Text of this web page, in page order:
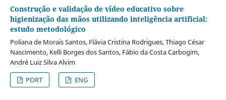
Construção e validação de vídeo educativo sobre
higienização das mãos utilizando inteligência artificial:
estudo metodológico
Poliana de Morais Santos, Flávia Cristina Rodrigues, Thiago César
Nascimento, Kelli Borges dos Santos, Fábio da Costa Carbogim,
André Luiz Silva Alvim
PORT
ENG